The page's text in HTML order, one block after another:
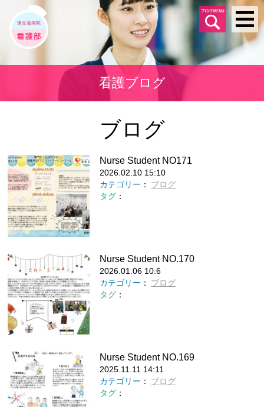
看護ブログ
ブログ
Nurse Student NO171
2026.02.10 15:10
カテゴリー ：
ブログ
タグ ：
Nurse Student NO.170
2026.01.06 10:6
カテゴリー ：
ブログ
タグ ：
Nurse Student NO.169
2025.11.11 14:11
カテゴリー ：
ブログ
タグ ：